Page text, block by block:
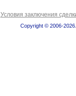
Условия заключения
Copyright © 2006-